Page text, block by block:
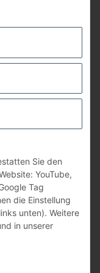
Sie den
YouTube,
Tag
die Einstellung
unten). Weitere
in unserer